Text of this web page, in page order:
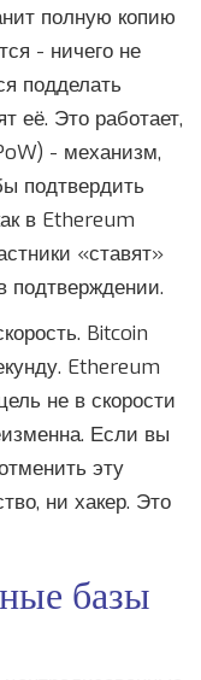
полную копию
- ничего не
подделать
её. Это работает,
- механизм,
подтвердить
в Ethereum
«ставят»
подтверждении.
Bitcoin
Ethereum
не в скорости
Если вы
эту
ни хакер. Это
базы